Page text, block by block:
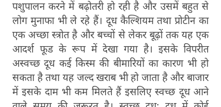
पशुपालन करने में बढ़ोतरी हो रही है और उसमें बहुत से
लोग मुनाफा भी ले रहे हैं। दूध कैल्शियम तथा प्रोटीन का
एक अच्छा स्त्रोत है और बच्चों से लेकर बूढ़ों तक यह एक
आदर्श फूड के रूप में देखा गया है। इसके विपरीत
अस्वच्छ दूध कई किस्म की बीमारियों का कारण भी हो
सकता है तथा यह जल्द खराब भी हो जाता है और बाजार
में इसके दाम भी कम मिलते हैं इसलिए स्वच्छ दूध आने